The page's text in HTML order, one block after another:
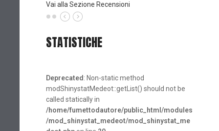
Vai alla Sezione Recensioni
STATISTICHE
Deprecated : Non-static method
modShinystatMedeot::getList() should not be
called statically in
/home/fumettodautore/public_html/modules
/mod_shinystat_medeot/mod_shinystat_me